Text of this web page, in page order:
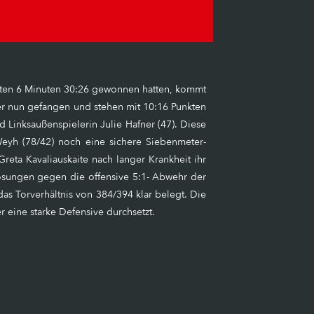
6 Minuten 30:26 gewonnen hatten, kommt
gefangen und stehen mit 10:16 Punkten
Linksaußenspielerin Julie Hafner (47). Diese
(78/42) noch eine sichere Siebenmeter-
Kavaliauskaite nach langer Krankheit ihr
gegen die offensive 5:1- Abwehr der
Torverhältnis von 384/394 klar belegt. Die
eine starke Defensive durchsetzt.